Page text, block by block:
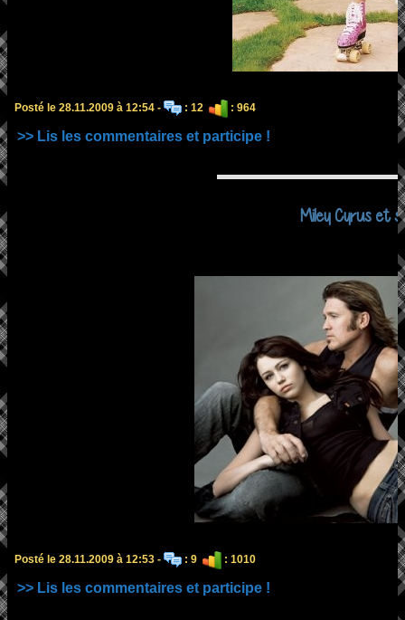
Posté le 28.11.2009 à 12:54 - : 12 : 964
>> Lis les commentaires et participe !
Miley Cyrus et
Posté le 28.11.2009 à 12:53 - : 9 : 1010
>> Lis les commentaires et participe !